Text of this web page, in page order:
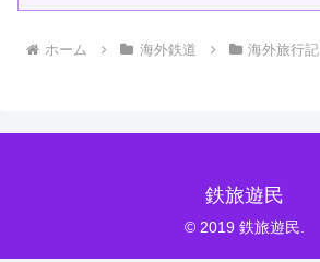
ホーム 海外鉄道 海外旅行記
鉄旅遊民
© 2019 鉄旅遊民.